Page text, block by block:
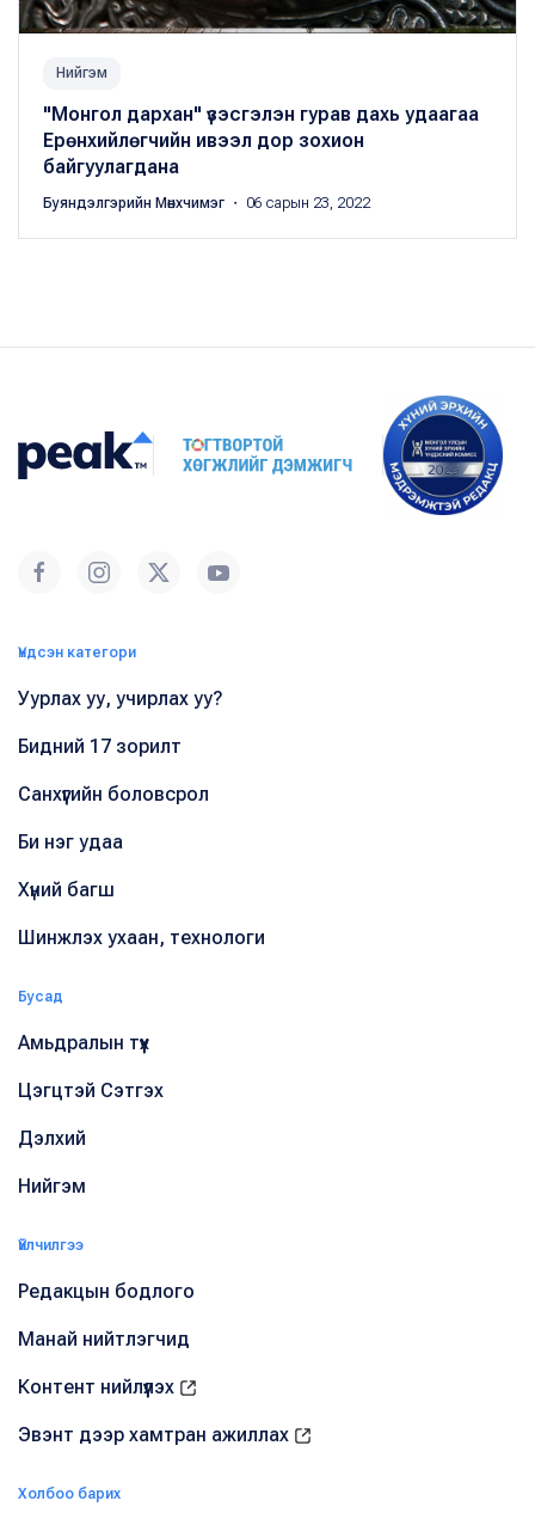
Нийгэм
"Монгол дархан" үзэсгэлэн гурав дахь удаагаа
Ерөнхийлөгчийн ивээл дор зохион
байгуулагдана
Буяндэлгэрийн Мөнхчимэг ・ 06 сарын 23, 2022
Үндсэн категори
Уурлах уу, учирлах уу?
Бидний 17 зорилт
Санхүүгийн боловсрол
Би нэг удаа
Хүний багш
Шинжлэх ухаан, технологи
Бусад
Амьдралын түүх
Цэгцтэй Сэтгэх
Дэлхий
Нийгэм
Үйлчилгээ
Редакцын бодлого
Манай нийтлэгчид
Контент нийлүүлэх
Эвэнт дээр хамтран ажиллах
Холбоо барих